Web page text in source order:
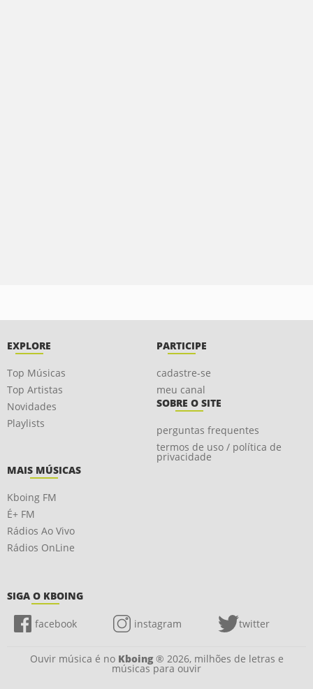
EXPLORE
Top Músicas
Top Artistas
Novidades
Playlists
PARTICIPE
cadastre-se
meu canal
SOBRE O SITE
perguntas frequentes
termos de uso / política de
privacidade
MAIS MÚSICAS
Kboing FM
É+ FM
Rádios Ao Vivo
Rádios OnLine
SIGA O KBOING
facebook instagram twitter
Ouvir música é no Kboing® 2026, milhões de letras e
músicas para ouvir